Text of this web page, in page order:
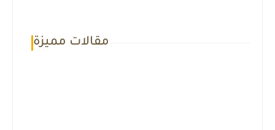
مقالات مميزة